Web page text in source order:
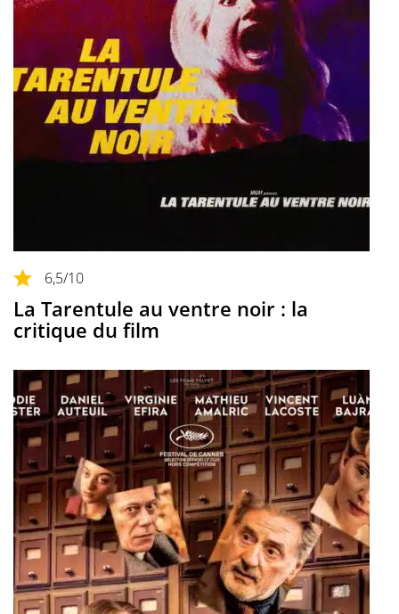
6,5/10
La Tarentule au ventre noir : la
critique du film